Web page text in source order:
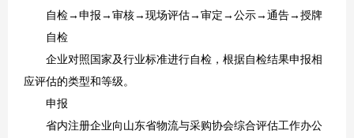
自检→申报→审核→现场评估→审定→公示→通告→授牌
自检
企业对照国家及行业标准进行自检，根据自检结果申报相
应评估的类型和等级。
申报
省内注册企业向山东省物流与采购协会综合评估工作办公